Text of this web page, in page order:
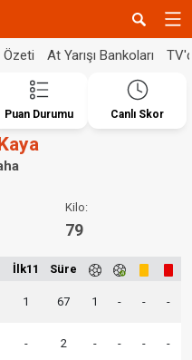
Özeti At Yarışı Bankoları
Puan Durumu Canlı Skor
Kilo:
79
İlk11 Süre
1 67 1 - - -
- 2 - - - -